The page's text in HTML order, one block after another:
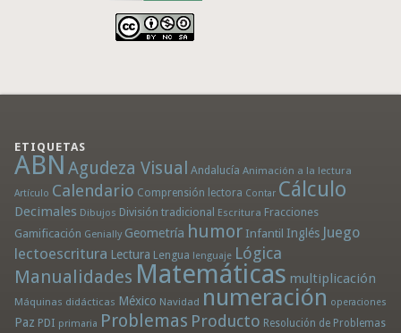
ETIQUETAS
ABN Agudeza Visual Andalucía Animación a la lectura
Artículo Calendario Comprensión lectora Contar Cálculo
Decimales Dibujos División tradicional Escritura Fracciones
Gamificación Genially Geometría humor Infantil Inglés Juego
lectoescritura Lectura Lengua lenguaje Lógica
Manualidades Matemáticas multiplicación
Máquinas didácticas México Navidad numeración operaciones
Paz PDI primaria Problemas Producto Resolución de Problemas